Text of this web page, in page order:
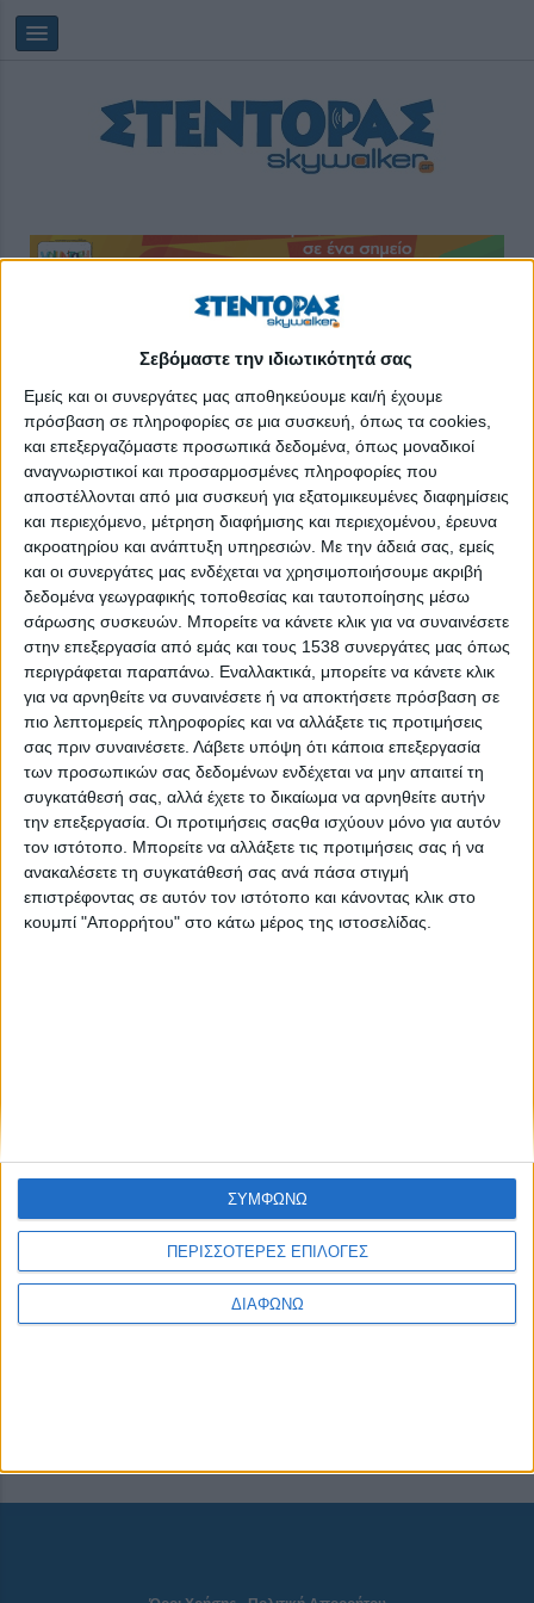
Σεβόμαστε την ιδιωτικότητά σας
Εμείς και οι συνεργάτες μας αποθηκεύουμε και/ή έχουμε
πρόσβαση σε πληροφορίες σε μια συσκευή, όπως τα cookies,
και επεξεργαζόμαστε προσωπικά δεδομένα, όπως μοναδικοί
αναγνωριστικοί και προσαρμοσμένες πληροφορίες που
αποστέλλονται από μια συσκευή για εξατομικευμένες διαφημίσεις
και περιεχόμενο, μέτρηση διαφήμισης και περιεχομένου, έρευνα
ακροατηρίου και ανάπτυξη υπηρεσιών. Με την άδειά σας, εμείς
και οι συνεργάτες μας ενδέχεται να χρησιμοποιήσουμε ακριβή
δεδομένα γεωγραφικής τοποθεσίας και ταυτοποίησης μέσω
σάρωσης συσκευών. Μπορείτε να κάνετε κλικ για να συναινέσετε
στην επεξεργασία από εμάς και τους 1538 συνεργάτες μας όπως
περιγράφεται παραπάνω. Εναλλακτικά, μπορείτε να κάνετε κλικ
για να αρνηθείτε να συναινέσετε ή να αποκτήσετε πρόσβαση σε
πιο λεπτομερείς πληροφορίες και να αλλάξετε τις προτιμήσεις
σας πριν συναινέσετε. Λάβετε υπόψη ότι κάποια επεξεργασία
των προσωπικών σας δεδομένων ενδέχεται να μην απαιτεί τη
συγκατάθεσή σας, αλλά έχετε το δικαίωμα να αρνηθείτε αυτήν
την επεξεργασία. Οι προτιμήσεις σαςθα ισχύουν μόνο για αυτόν
τον ιστότοπο. Μπορείτε να αλλάξετε τις προτιμήσεις σας ή να
ανακαλέσετε τη συγκατάθεσή σας ανά πάσα στιγμή
επιστρέφοντας σε αυτόν τον ιστότοπο και κάνοντας κλικ στο
κουμπί "Απορρήτου" στο κάτω μέρος της ιστοσελίδας.
ΠΕΡΙΣΣΟΤΕΡΕΣ ΕΠΙΛΟΓΕΣ
ΔΙΑΦΩΝΩ
ΣΥΜΦΩΝΩ
επαγγέλματα
Like like #10
Επαγγελματικός προσανατολισμός: 5 ειδικεύσεις του
μέλλοντος δίχως προπτυχιακό κύκλο σπουδών
Πόσο αφορά τους μαθητές η Τεχνητή Νοημοσύνη;
Στα Social Media, 06-13 Μαΐου 2019
Στην εκπαίδευση δεν υπάρχουν αδιέξοδα!
CONNECT